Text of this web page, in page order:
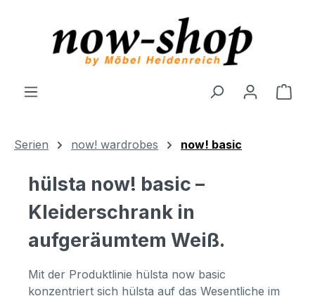
Serien now! wardrobes now! basic
hülsta now! basic –
Kleiderschrank in
aufgeräumtem Weiß.
Mit der Produktlinie hülsta now basic
konzentriert sich hülsta auf das Wesentliche im